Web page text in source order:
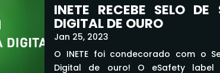
INETE RECEBE SELO DE
DIGITAL DE OURO
Jan 25, 2023
O INETE foi condecorado com o
Digital de ouro! O eSafety label